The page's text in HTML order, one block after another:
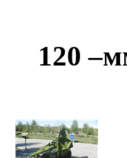
120